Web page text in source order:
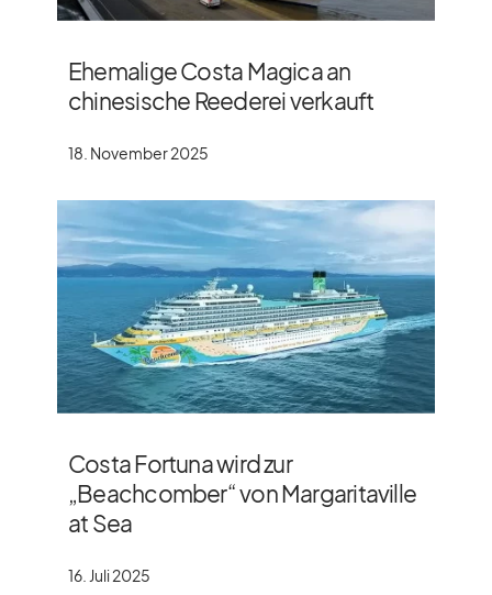
Ehemalige Costa Magica an
chinesische Reederei verkauft
18. November 2025
Costa Fortuna wird zur
„Beachcomber“ von Margaritaville
at Sea
16. Juli 2025